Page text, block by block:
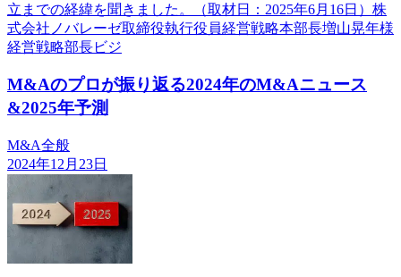
立までの経緯を聞きました。（取材日：2025年6月16日）株
式会社ノバレーゼ取締役執行役員経営戦略本部長増山晃年様
経営戦略部長ビジ
M&Aのプロが振り返る2024年のM&Aニュース
&2025年予測
M&A全般
2024年12月23日